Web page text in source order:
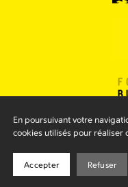
En poursuivant votre
cookies utilisés pour réaliser
Accepter Refuser